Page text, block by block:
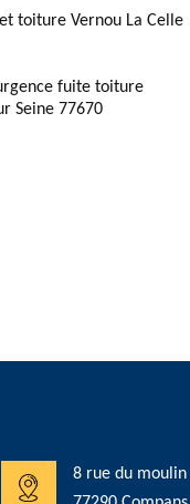
toiture Vernou La Celle
fuite toiture
Seine 77670
8 rue du